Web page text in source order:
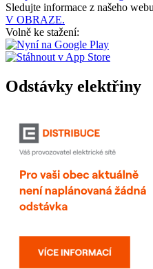
Sledujte informace z našeho
V OBRAZE.
Volně ke stažení:
Odstávky elektřiny